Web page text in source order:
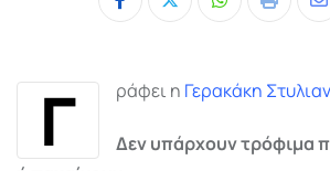
Whatsapp
Print
Γ ράφει η Γερακάκη
Δεν υπάρχουν τρόφιμα